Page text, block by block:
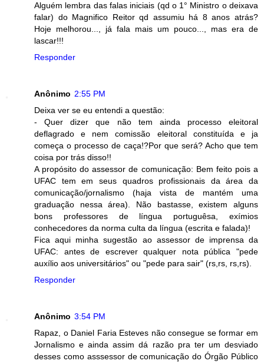
Alguém lembra das falas iniciais (qd o 1° Ministro o deixava
falar) do Magnifico Reitor qd assumiu há 8 anos atrás?
Hoje melhorou..., já fala mais um pouco..., mas era de
lascar!!!
Responder
Anônimo 2:55 PM
Deixa ver se eu entendi a questão:
- Quer dizer que não tem ainda processo eleitoral
deflagrado e nem comissão eleitoral constituída e ja
começa o processo de caça!?Por que será? Acho que tem
coisa por trás disso!!
A propósito do assessor de comunicação: Bem feito pois a
UFAC tem em seus quadros profissionais da área da
comunicação/jornalismo (haja vista de mantém uma
graduação nessa área). Não bastasse, existem alguns
bons professores de língua portuguêsa, exímios
conhecedores da norma culta da língua (escrita e falada)!
Fica aqui minha sugestão ao assessor de imprensa da
UFAC: antes de escrever qualquer nota pública "pede
auxílio aos universitários" ou "pede para sair" (rs,rs, rs,rs).
Responder
Anônimo 3:54 PM
Rapaz, o Daniel Faria Esteves não consegue se formar em
Jornalismo e ainda assim dá razão pra ter um desviado
desses como asssessor de comunicação do Órgão Público